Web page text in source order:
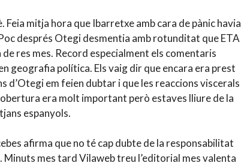
Feia mitja hora que Ibarretxe amb cara de pànic havia
després Otegi desmentia amb rotunditat que ETA
de res mes. Record especialment els comentaris
geografia política. Els vaig dir que encara era prest
d’Otegi em feien dubtar i que les reaccions viscerals
era molt important però estaves lliure de la
espanyols.
afirma que no té cap dubte de la responsabilitat
Minuts mes tard Vilaweb treu l’editorial mes valenta